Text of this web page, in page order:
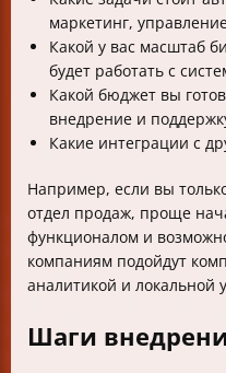
маркетинг,
Какой у вас масштаб
будет работать с
Какой бюджет вы
внедрение и
Какие интеграции с
Например, если вы
отдел продаж, проще
функционалом и
компаниям подойдут
аналитикой и локальной
Шаги